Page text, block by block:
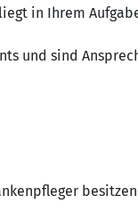
in Ihrem
und sind
besitzen